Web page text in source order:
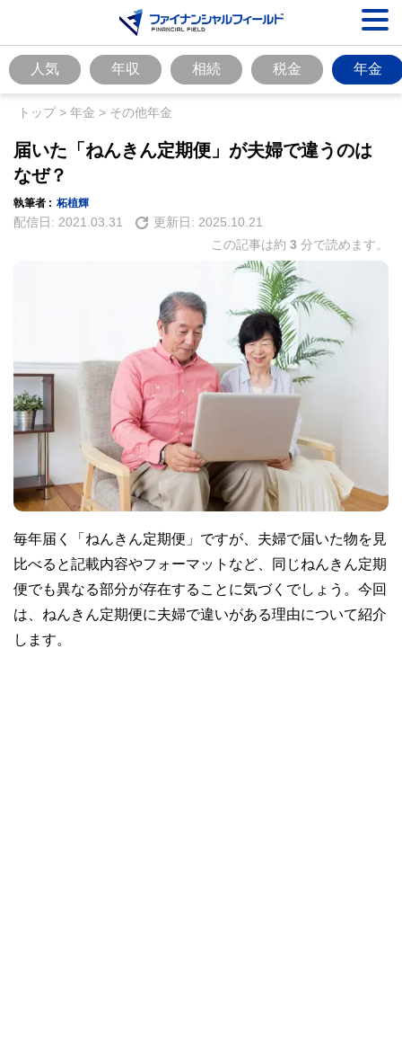
人気 年収 相続 税金 年金
トップ> 年金 > その他年金
届いた「ねんきん定期便」が夫婦で違うのは
なぜ？
執筆者 : 柘植輝
配信日: 2021.03.31 更新日: 2025.10.21
この記事は約 3 分で読めます。
毎年届く「ねんきん定期便」ですが、夫婦で届いた物を見
比べると記載内容やフォーマットなど、同じねんきん定期
便でも異なる部分が存在することに気づくでしょう。今回
は、ねんきん定期便に夫婦で違いがある理由について紹介
します。